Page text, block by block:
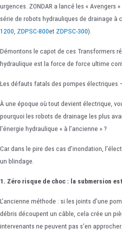
urgences. ZONDAR a lancé les « Avengers
série de robots hydrauliques de drainage à
1200 ZDPSC-800et ZDPSC-300).
Démontons le capot de ces Transformers
hydraulique est la force de force ultime
Les défauts fatals des pompes électriques
À une époque où tout devient électrique,
pourquoi les robots de drainage les plus
l’énergie hydraulique « à l’ancienne » ?
Car dans le pire des cas d’inondation,
un blindage.
1. Zéro risque de choc : la submersion
L’ancienne méthode : si les joints d’une
débris découpent un câble, cela crée un
intervenants ne peuvent pas s’en approcher.